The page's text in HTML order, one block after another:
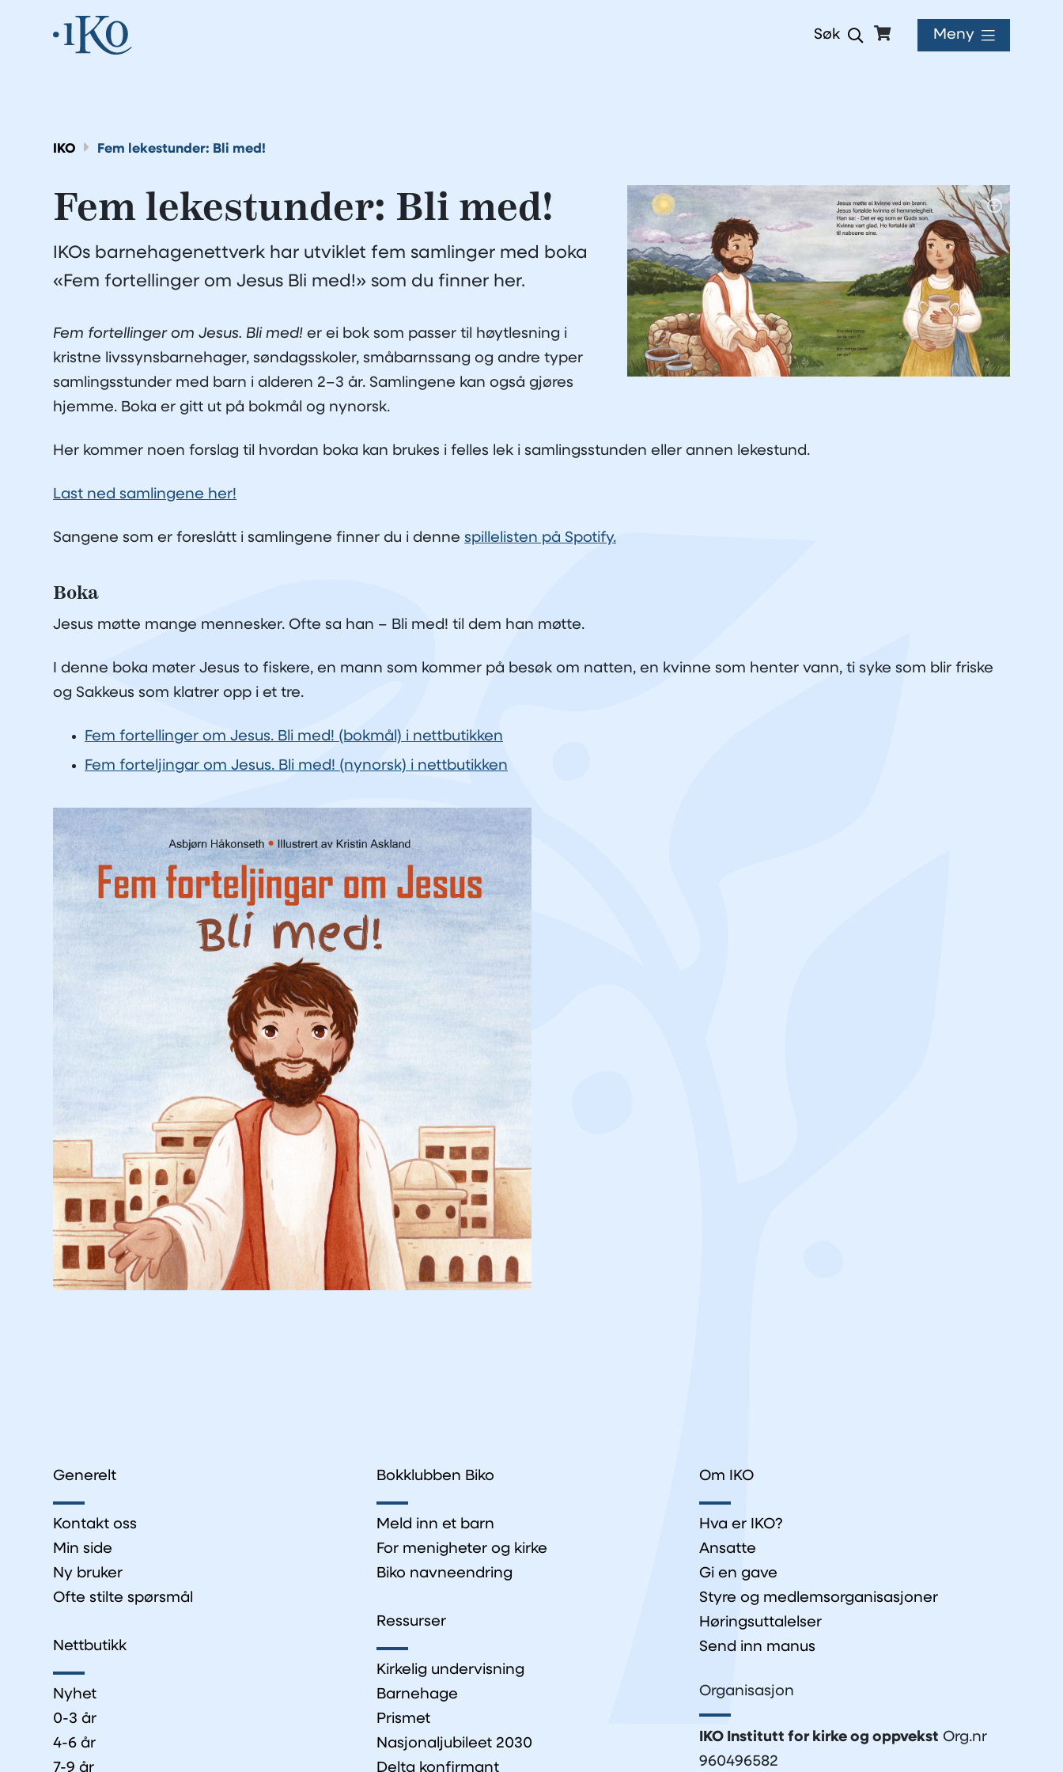
Søk Meny
IKO Fem lekestunder: Bli med!
Fem lekestunder: Bli med!
IKOs barnehagenettverk har utviklet fem samlinger med boka
«Fem fortellinger om Jesus Bli med!» som du finner her.
Fem fortellinger om Jesus. Bli med! er ei bok som passer til høytlesning i
kristne livssynsbarnehager, søndagsskoler, småbarnssang og andre typer
samlingsstunder med barn i alderen 2–3 år. Samlingene kan også gjøres
hjemme. Boka er gitt ut på bokmål og nynorsk.
Her kommer noen forslag til hvordan boka kan brukes i felles lek i samlingsstunden eller annen lekestund.
Last ned samlingene her!
Sangene som er foreslått i samlingene finner du i denne spillelisten på Spotify.
Boka
Jesus møtte mange mennesker. Ofte sa han – Bli med! til dem han møtte.
I denne boka møter Jesus to fiskere, en mann som kommer på besøk om natten, en kvinne som henter vann, ti syke som blir friske
og Sakkeus som klatrer opp i et tre.
Fem fortellinger om Jesus. Bli med! (bokmål) i nettbutikken
Fem forteljingar om Jesus. Bli med! (nynorsk) i nettbutikken
Generelt
Kontakt oss
Min side
Ny bruker
Ofte stilte spørsmål
Nettbutikk
Nyhet
0-3 år
4-6 år
7-9 år
Bokklubben Biko
Meld inn et barn
For menigheter og kirke
Biko navneendring
Ressurser
Kirkelig undervisning
Barnehage
Prismet
Nasjonaljubileet 2030
Delta konfirmant
Om IKO
Hva er IKO?
Ansatte
Gi en gave
Styre og medlemsorganisasjoner
Høringsuttalelser
Send inn manus
Organisasjon
IKO Institutt for kirke og oppvekst Org.nr
960496582